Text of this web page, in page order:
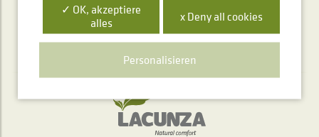
Telefonischer Auskunftsservice
+34 948 563 511
✓ OK, akzeptiere
alles
x Deny all cookies
Personalisieren